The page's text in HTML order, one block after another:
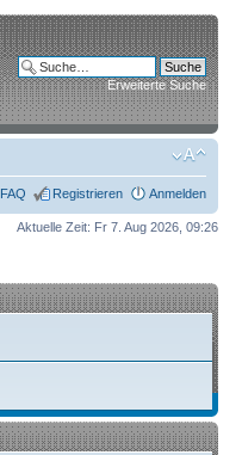
Erweiterte Suche
FAQ Registrieren Anmelden
Aktuelle Zeit: Fr 7. Aug 2026, 09:26